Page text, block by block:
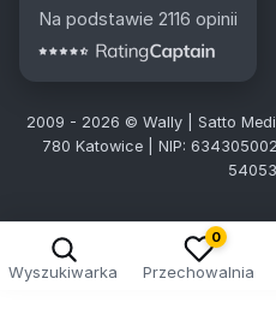
Na podstawie 2116 opinii
2009 - 2026 © Wally | Satto
780 Katowice | NIP:
Wyszukiwarka
0
Przechowalnia